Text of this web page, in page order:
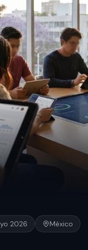
2026 México